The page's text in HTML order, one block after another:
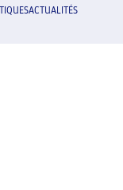
ACTUALITÉS